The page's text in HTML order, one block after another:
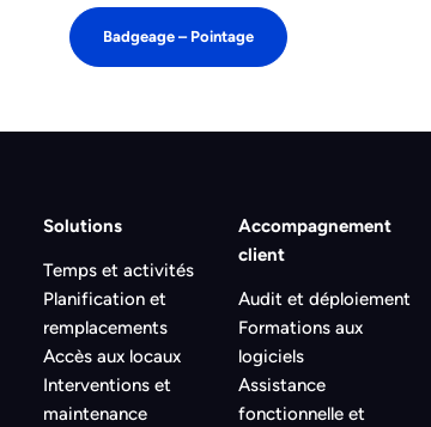
Badgeage – Pointage
Solutions
Temps et activités
Planification et
remplacements
Accès aux locaux
Interventions et
maintenance
Accompagnement
client
Audit et déploiement
Formations aux
logiciels
Assistance
fonctionnelle et